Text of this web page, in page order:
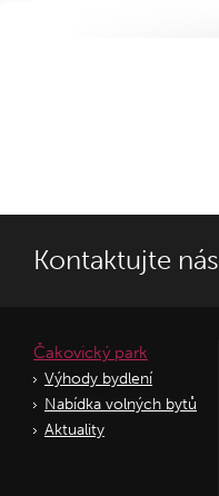
Kontaktujte nás
Čakovický park
Výhody bydlení
Nabídka volných bytů
Aktuality